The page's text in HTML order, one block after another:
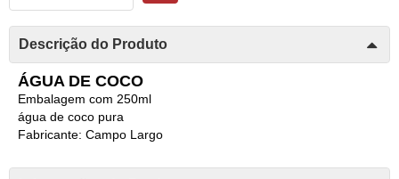
Descrição do Produto
ÁGUA DE COCO
Embalagem com 250ml
água de coco pura
Fabricante: Campo Largo